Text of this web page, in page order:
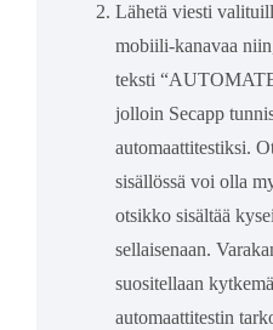
Lähetä viesti
mobiili-kanavaa
teksti
jolloin Secapp
automaattitestiksi.
sisällössä voi olla
otsikko sisältää
sellaisenaan.
suositellaan
automaattitestin